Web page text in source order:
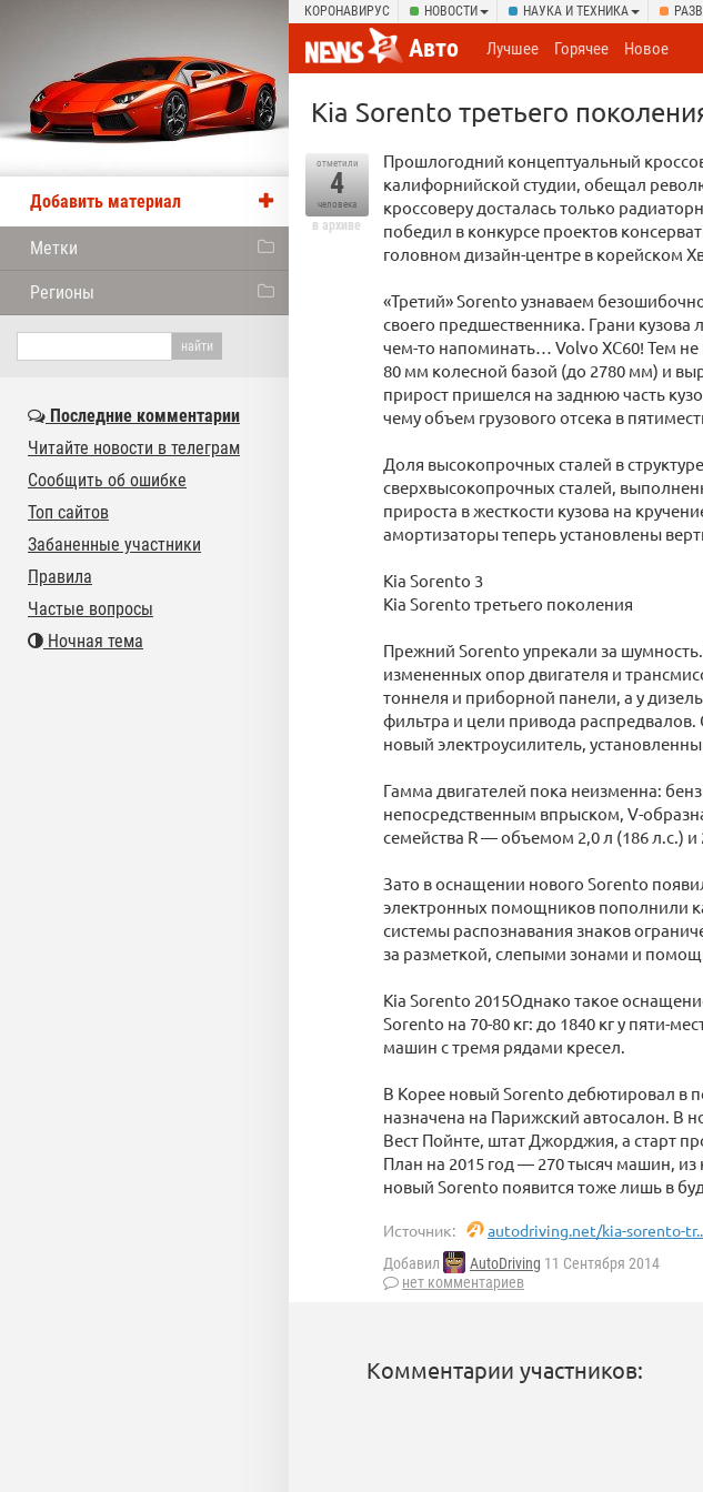
КОРОНАВИРУС НОВОСТИ НАУКА И ТЕХНИКА
Авто Лучшее Горячее Новое
Kia Sorento третьего
отметили
4
человека
в архиве
Прошлогодний концептуальный
калифорнийской студии, обещал
кроссоверу досталась только
победил в конкурсе проектов
головном дизайн-центре в корейском
«Третий» Sorento узнаваем
своего предшественника. Грани кузова
чем-то напоминать… Volvo ХС60! Тем
80 мм колесной базой (до 2780 мм) и
прирост пришелся на заднюю часть
чему объем грузового отсека в
Доля высокопрочных сталей в
сверхвысокопрочных сталей,
прироста в жесткости кузова на
амортизаторы теперь установлены
Kia Sorento 3
Kia Sorento третьего поколения
Прежний Sorento упрекали за
измененных опор двигателя и
тоннеля и приборной панели, а у
фильтра и цели привода распредвалов.
новый электроусилитель,
Гамма двигателей пока неизменна:
непосредственным впрыском, V-
семейства R — объемом 2,0 л (186 л.с.)
Зато в оснащении нового Sorento
электронных помощников пополнили
системы распознавания знаков
за разметкой, слепыми зонами и
Kia Sorento 2015Однако такое
Sorento на 70-80 кг: до 1840 кг у пяти-
машин с тремя рядами кресел.
В Корее новый Sorento дебютировал в
назначена на Парижский автосалон. В
Вест Пойнте, штат Джорджия, а старт
План на 2015 год — 270 тысяч машин,
новый Sorento появится тоже лишь в
Источник: autodriving.net/kia-sorento-
Добавил AutoDriving 11 Сентября 2014
нет комментариев
Комментарии участников:
Добавить материал
Метки
Регионы
Последние комментарии
Читайте новости в телеграм
Сообщить об ошибке
Топ сайтов
Забаненные участники
Правила
Частые вопросы
Ночная тема